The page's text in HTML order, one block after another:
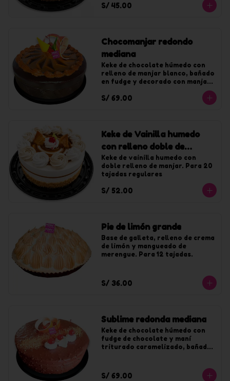
S/ 45.00
Chocomanjar redondo
mediana
Keke de chocolate húmedo con
relleno de manjar blanco, bañado
en fudge y decorado con manjar.
S/ 69.00
Keke de Vainilla humedo
con relleno doble de
manjar mediano
Keke de vainilla humedo con
doble relleno de manjar. Para 20
tajadas regulares
S/ 52.00
Pie de limón grande
Base de galleta, relleno de crema
de limón y mangueado de
merengue. Para 12 tajadas.
S/ 36.00
Sublime redonda mediana
Keke de chocolate húmedo con
fudge de chocolate y maní
triturado caramelizado, bañado
S/ 69.00